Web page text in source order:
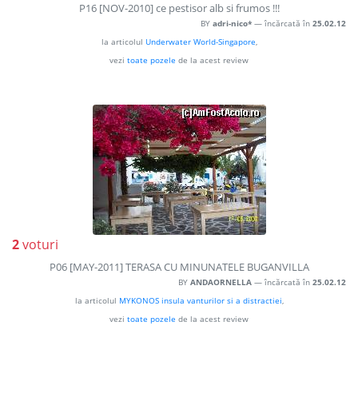
P16 [NOV-2010] ce pestisor alb si frumos !!!
BY adri-nico* — încărcată în 25.02.12
la articolul Underwater World-Singapore,
vezi toate pozele de la acest review
2voturi
P06 [MAY-2011] TERASA CU MINUNATELE BUGANVILLA
BY ANDAORNELLA — încărcată în 25.02.12
la articolul MYKONOS insula vanturilor si a distractiei,
vezi toate pozele de la acest review